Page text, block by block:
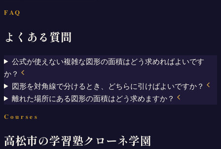
FAQ
よくある質問
公式が使えない複雑な図形の面積はどう求めればよいです
か？
図形を対角線で分けるとき、どちらに引けばよいですか？
離れた場所にある図形の面積はどう求めますか？
Courses
高松市の学習塾クローネ学園